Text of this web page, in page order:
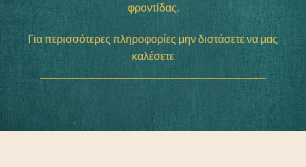
φροντίδας.
Για περισσότερες πληροφορίες μην διστάσετε να μας
καλέσετε